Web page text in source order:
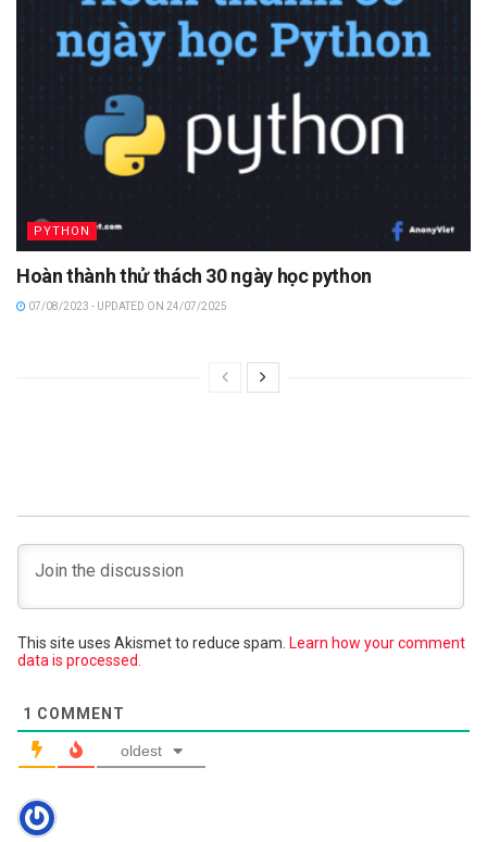
PYTHON
Hoàn thành thử thách 30 ngày học python
07/08/2023 - UPDATED ON 24/07/2025
This site uses Akismet to reduce spam. Learn how your comment
data is processed.
1 COMMENT
oldest